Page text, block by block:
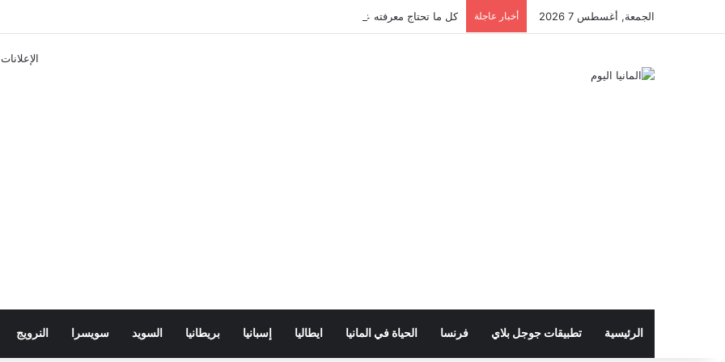
الجمعة, أغسطس 7 2026 أخبار عاجلة كل ما تحتاج معرفته عن تذاكر ووسائل النقل في باريس 2025
الإعلانات
الرئيسية تطبيقات جوجل بلاي فرنسا الحياة في المانيا ايطاليا إسبانيا بريطانيا السويد سويسرا النرويج